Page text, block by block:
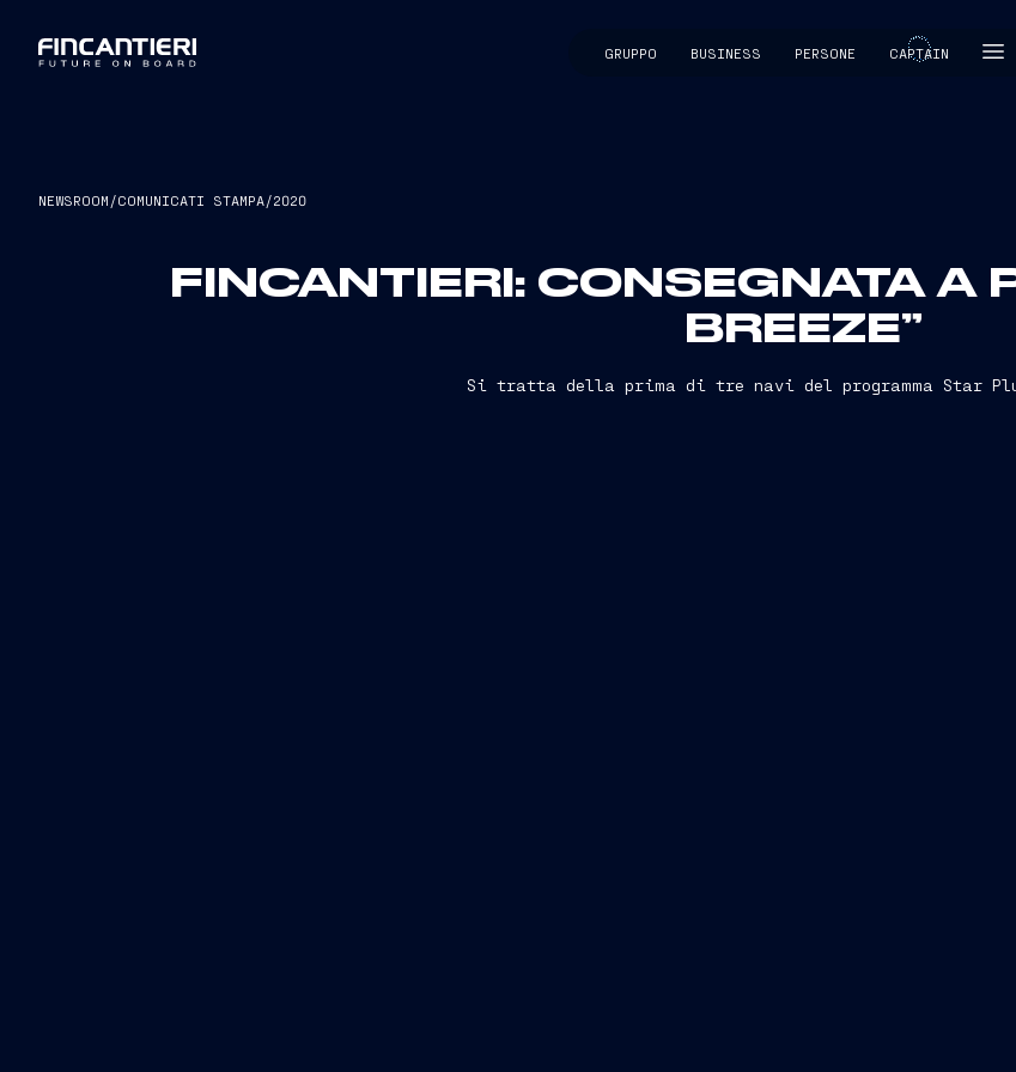
GRUPPO BUSINESS PERSONE CAPTAIN
CAPTAIN
NEWSROOM /COMUNICATI STAMPA/2020
FINCANTIERI: CONSEGNATA A
BREEZE”
Si tratta della prima di tre navi del programma Star